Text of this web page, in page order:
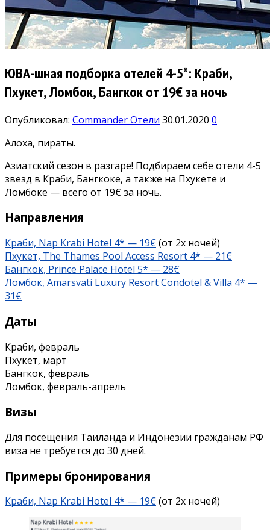
ЮВА-шная подборка отелей 4-5*: Краби,
Пхукет, Ломбок, Бангкок от 19€ за ночь
Опубликовал: CommanderОтели 30.01.2020 0
Алоха, пираты.
Азиатский сезон в разгаре! Подбираем себе отели 4-5
звезд в Краби, Бангкоке, а также на Пхукете и
Ломбоке — всего от 19€ за ночь.
Направления
Краби, Nap Krabi Hotel 4* — 19€(от 2х ночей)
Пхукет, The Thames Pool Access Resort 4* — 21€
Бангкок, Prince Palace Hotel 5* — 28€
Ломбок, Amarsvati Luxury Resort Condotel & Villa 4* —
31€
Даты
Краби, февраль
Пхукет, март
Бангкок, февраль
Ломбок, февраль-апрель
Визы
Для посещения Таиланда и Индонезии гражданам РФ
виза не требуется до 30 дней.
Примеры бронирования
Краби, Nap Krabi Hotel 4* — 19€(от 2х ночей)